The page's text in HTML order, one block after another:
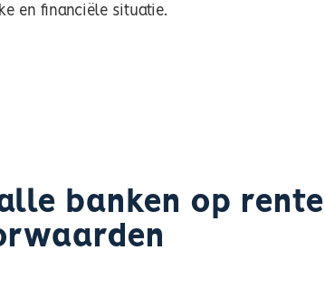
en financiële situatie.
banken op rente